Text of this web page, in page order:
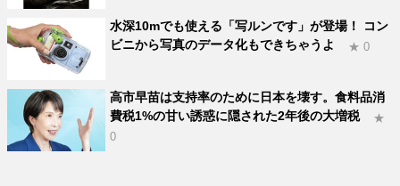
水深10mでも使える「写ルンです」が登場！ コン
ビニから写真のデータ化もできちゃうよ
★ 0
高市早苗は支持率のために日本を壊す。食料品消
費税1%の甘い誘惑に隠された2年後の大増税
★
0